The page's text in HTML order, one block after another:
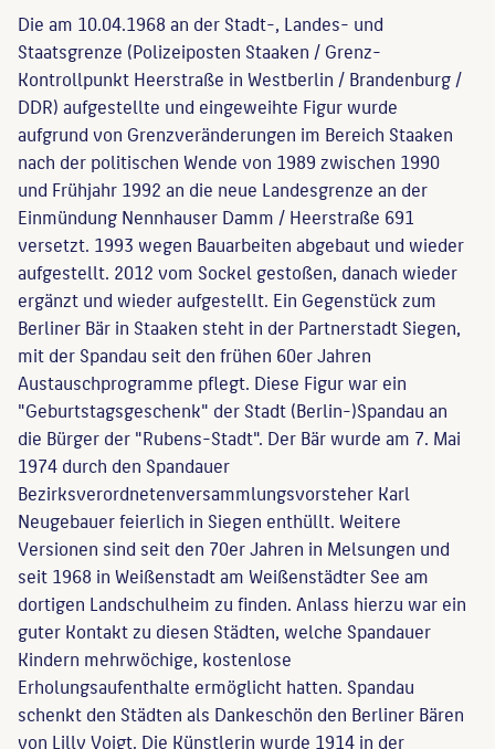
Die am 10.04.1968 an der Stadt-, Landes- und
Staatsgrenze (Polizeiposten Staaken / Grenz-
Kontrollpunkt Heerstraße in Westberlin / Brandenburg /
DDR) aufgestellte und eingeweihte Figur wurde
aufgrund von Grenzveränderungen im Bereich Staaken
nach der politischen Wende von 1989 zwischen 1990
und Frühjahr 1992 an die neue Landesgrenze an der
Einmündung Nennhauser Damm / Heerstraße 691
versetzt. 1993 wegen Bauarbeiten abgebaut und wieder
aufgestellt. 2012 vom Sockel gestoßen, danach wieder
ergänzt und wieder aufgestellt. Ein Gegenstück zum
Berliner Bär in Staaken steht in der Partnerstadt Siegen,
mit der Spandau seit den frühen 60er Jahren
Austauschprogramme pflegt. Diese Figur war ein
"Geburtstagsgeschenk" der Stadt (Berlin-)Spandau an
die Bürger der "Rubens-Stadt". Der Bär wurde am 7. Mai
1974 durch den Spandauer
Bezirksverordnetenversammlungsvorsteher Karl
Neugebauer feierlich in Siegen enthüllt. Weitere
Versionen sind seit den 70er Jahren in Melsungen und
seit 1968 in Weißenstadt am Weißenstädter See am
dortigen Landschulheim zu finden. Anlass hierzu war ein
guter Kontakt zu diesen Städten, welche Spandauer
Kindern mehrwöchige, kostenlose
Erholungsaufenthalte ermöglicht hatten. Spandau
schenkt den Städten als Dankeschön den Berliner Bären
von Lilly Voigt. Die Künstlerin wurde 1914 in der